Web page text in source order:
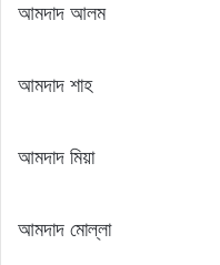
আমদাদ আলম
আমদাদ শাহ
আমদাদ মিয়া
আমদাদ মোল্লা